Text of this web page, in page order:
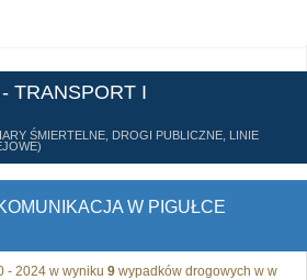
- TRANSPORT I
ŚMIERTELNE, DROGI PUBLICZNE, LINIE
W PIGUŁCE
- 2024 w wyniku 9 wypadków drogowych w w